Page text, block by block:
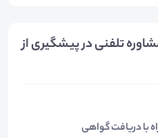
تلفنی در پیشگیری از
با دریافت گواهی